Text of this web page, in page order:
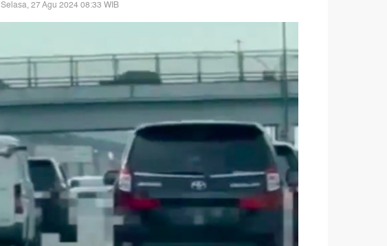
Selasa, 27 Agu 2024 08:33 WIB